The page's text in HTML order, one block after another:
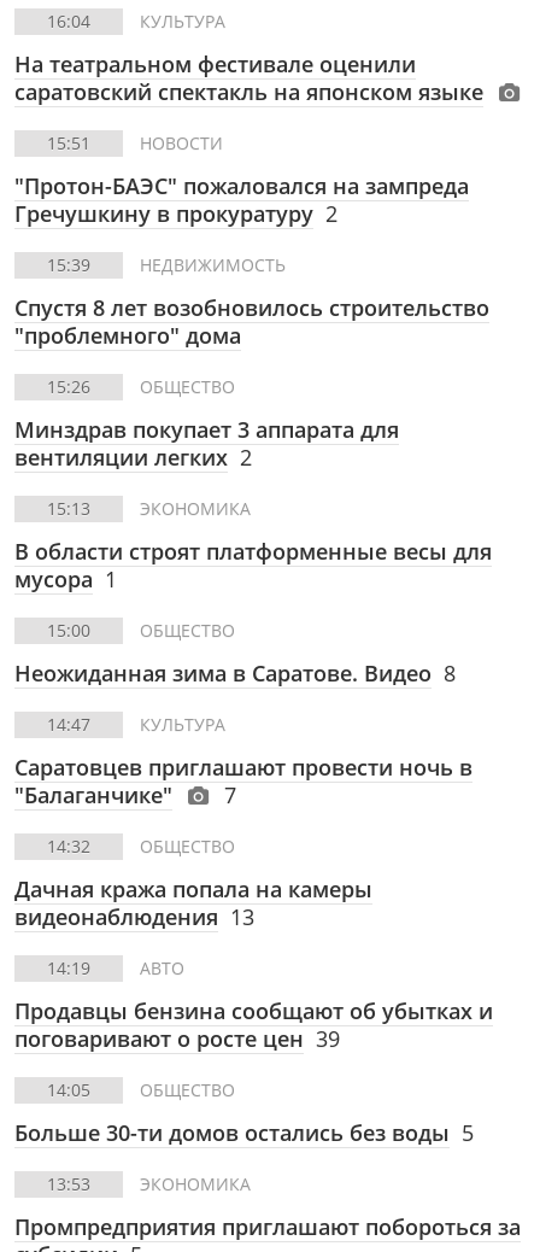
16:04 КУЛЬТУРА
На театральном фестивале оценили
саратовский спектакль на японском языке
15:51 НОВОСТИ
"Протон-БАЭС" пожаловался на зампреда
Гречушкину в прокуратуру 2
15:39 НЕДВИЖИМОСТЬ
Спустя 8 лет возобновилось строительство
"проблемного" дома
15:26 ОБЩЕСТВО
Минздрав покупает 3 аппарата для
вентиляции легких 2
15:13 ЭКОНОМИКА
В области строят платформенные весы для
мусора 1
15:00 ОБЩЕСТВО
Неожиданная зима в Саратове. Видео 8
14:47 КУЛЬТУРА
Саратовцев приглашают провести ночь в
"Балаганчике"
7
14:32 ОБЩЕСТВО
Дачная кража попала на камеры
видеонаблюдения 13
14:19 АВТО
Продавцы бензина сообщают об убытках и
поговаривают о росте цен 39
14:05 ОБЩЕСТВО
Больше 30-ти домов остались без воды 5
13:53 ЭКОНОМИКА
Промпредприятия приглашают побороться за